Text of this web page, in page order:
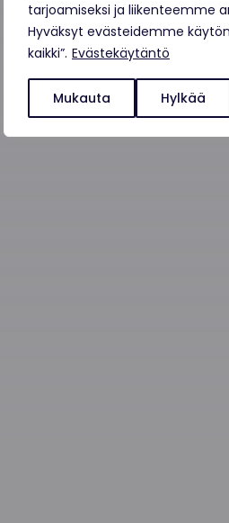
tarjoamiseksi ja liikenteemme
Hyväksyt evästeidemme
kaikki”. Evästekäytäntö
Mukauta Hylkää